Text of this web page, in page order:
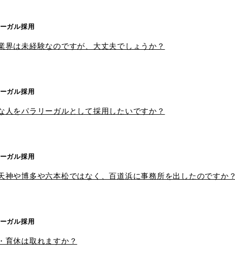
ガル採用
界は未経験なのですが、大丈夫でしょうか？
ガル採用
人をパラリーガルとして採用したいですか？
ガル採用
神や博多や六本松ではなく、百道浜に事務所を出したのですか？
ガル採用
育休は取れますか？